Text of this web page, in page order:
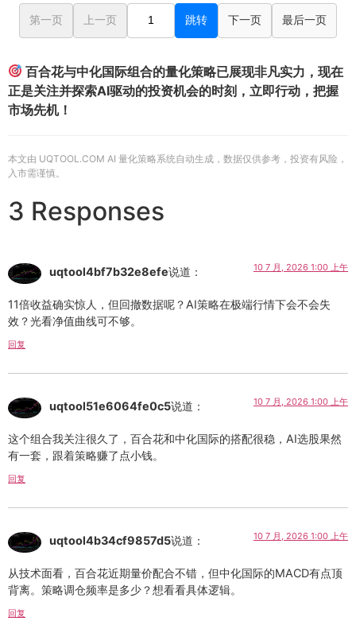
第一页 上一页 跳转 下一页 最后一页
百合花与中化国际组合的量化策略已展现非凡实力，现在
正是关注并探索AI驱动的投资机会的时刻，立即行动，把握
市场先机！
本文由 UQTOOL.COM AI 量化策略系统自动生成，数据仅供参考，投资有风险，
入市需谨慎。
3 Responses
uqtool4bf7b32e8efe说道： 10 7 月, 2026 1:00 上午
11倍收益确实惊人，但回撤数据呢？AI策略在极端行情下会不会失
效？光看净值曲线可不够。
回复
uqtool51e6064fe0c5说道： 10 7 月, 2026 1:00 上午
这个组合我关注很久了，百合花和中化国际的搭配很稳，AI选股果然
有一套，跟着策略赚了点小钱。
回复
uqtool4b34cf9857d5说道： 10 7 月, 2026 1:00 上午
从技术面看，百合花近期量价配合不错，但中化国际的MACD有点顶
背离。策略调仓频率是多少？想看看具体逻辑。
回复